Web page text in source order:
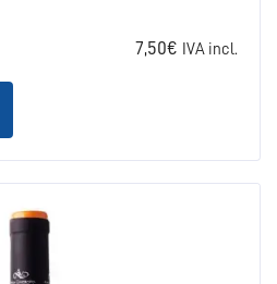
7,50€ IVA incl.